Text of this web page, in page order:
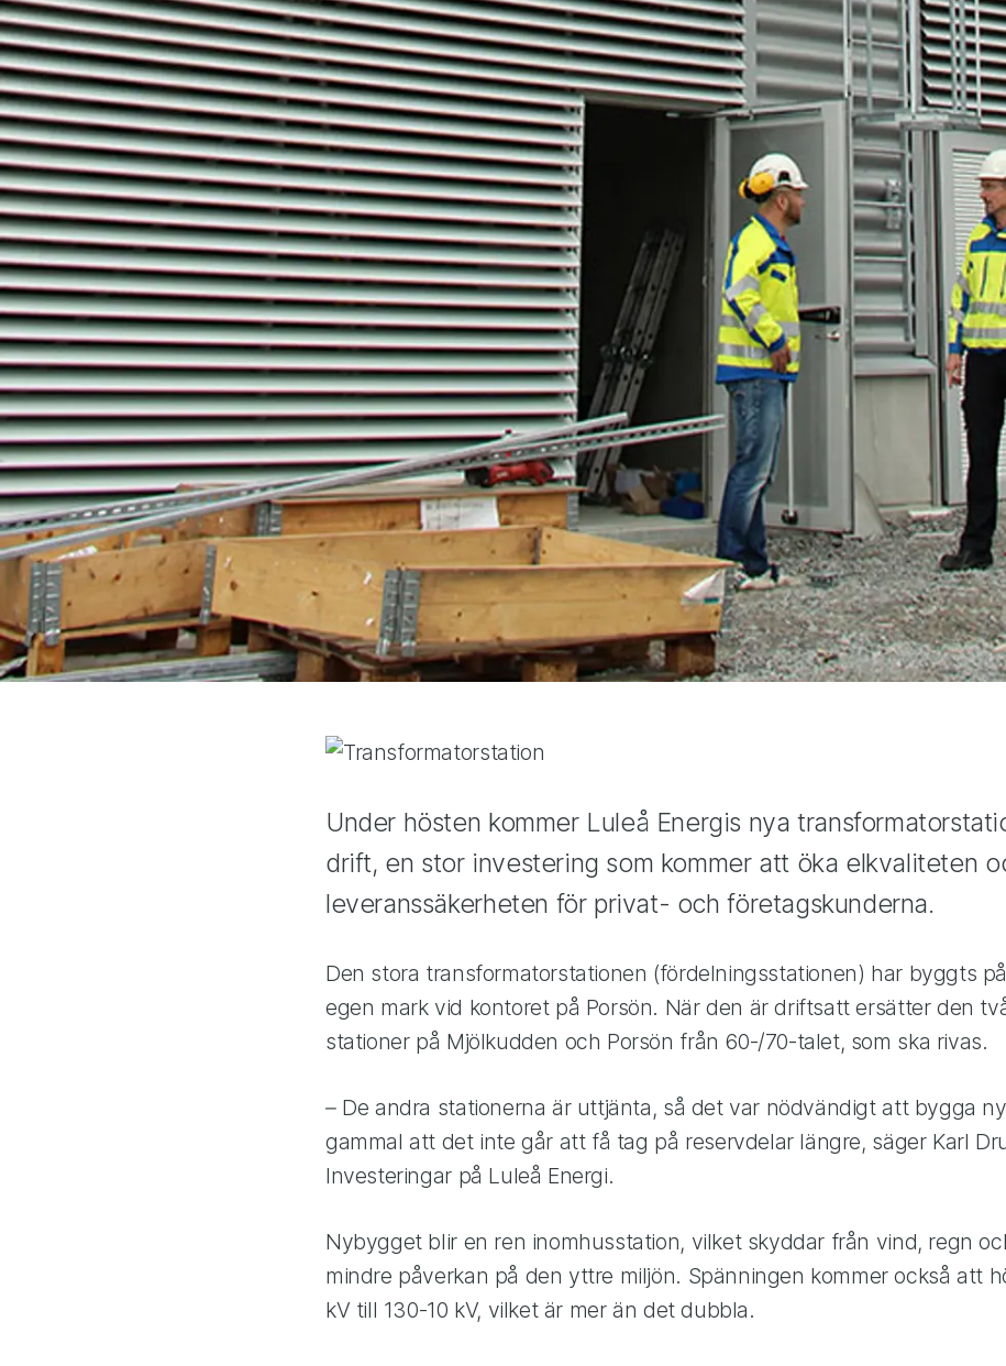
Under hösten kommer Luleå Energis nya
drift, en stor investering som kommer att öka elkvaliteten
leveranssäkerheten för privat- och företagskunderna.
Den stora transformatorstationen (fördelningsstationen) har byggts
egen mark vid kontoret på Porsön. När den är driftsatt ersätter den
stationer på Mjölkudden och Porsön från 60-/70-talet, som ska rivas.
– De andra stationerna är uttjänta, så det var nödvändigt att bygga
gammal att det inte går att få tag på reservdelar längre, säger Karl
Investeringar på Luleå Energi.
Nybygget blir en ren inomhusstation, vilket skyddar från vind, regn
mindre påverkan på den yttre miljön. Spänningen kommer också att
kV till 130-10 kV, vilket är mer än det dubbla.